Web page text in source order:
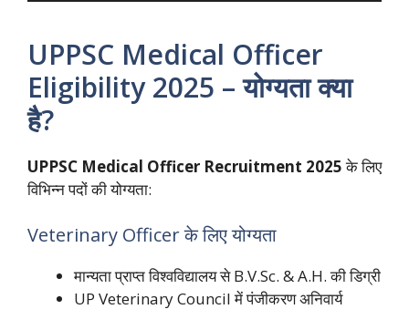
UPPSC Medical Officer
Eligibility 2025 – योग्यता क्या
है?
UPPSC Medical Officer Recruitment 2025के लिए
विभिन्न पदों की योग्यता:
Veterinary Officer के लिए योग्यता
मान्यता प्राप्त विश्वविद्यालय से B.V.Sc. & A.H. की डिग्री
UP Veterinary Council में पंजीकरण अनिवार्य